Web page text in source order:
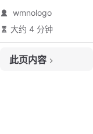
wmnologo
大约 4 分钟
此页内容